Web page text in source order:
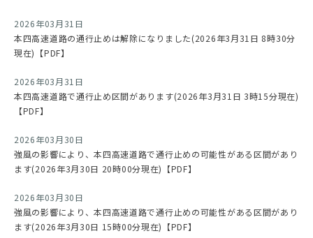
2026年03月31日
本四高速道路の通行止めは解除になりました(2026年3月31日 8時30分
現在)【PDF】
2026年03月31日
本四高速道路で通行止め区間があります(2026年3月31日 3時15分現在)
【PDF】
2026年03月30日
強風の影響により、本四高速道路で通行止めの可能性がある区間があり
ます(2026年3月30日 20時00分現在)【PDF】
2026年03月30日
強風の影響により、本四高速道路で通行止めの可能性がある区間があり
ます(2026年3月30日 15時00分現在)【PDF】